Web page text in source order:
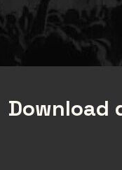
Download